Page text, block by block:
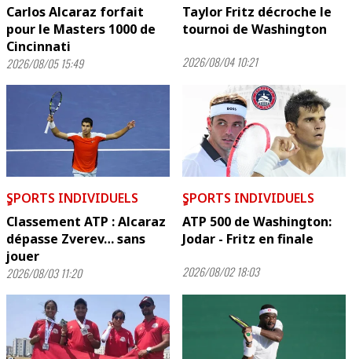
Carlos Alcaraz forfait
pour le Masters 1000 de
Cincinnati
2026/08/05 15:49
Taylor Fritz décroche le
tournoi de Washington
2026/08/04 10:21
ٍSPORTS INDIVIDUELS
Classement ATP : Alcaraz
dépasse Zverev… sans
jouer
2026/08/03 11:20
ٍSPORTS INDIVIDUELS
ATP 500 de Washington:
Jodar - Fritz en finale
2026/08/02 18:03